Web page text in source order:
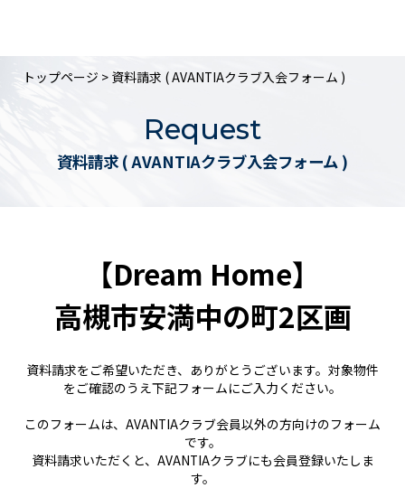
トップページ > 資料請求 ( AVANTIAクラブ入会フォーム )
Request
資料請求 ( AVANTIAクラブ入会フォーム )
【Dream Home】
高槻市安満中の町2区画
資料請求をご希望いただき、ありがとうございます。対象物件
をご確認のうえ下記フォームにご入力ください。
このフォームは、AVANTIAクラブ会員以外の方向けのフォーム
です。
資料請求いただくと、AVANTIAクラブにも会員登録いたしま
す。